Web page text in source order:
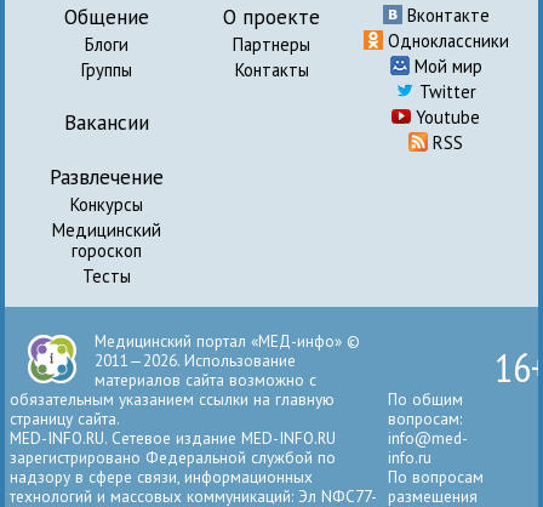
Общение
Блоги
Группы
Вакансии
Развлечение
Конкурсы
Медицинский
гороскоп
Тесты
О проекте
Партнеры
Контакты
Вконтакте
Одноклассники
Мой мир
Twitter
Youtube
RSS
Медицинский портал «МЕД-инфо» ©
2011—2026. Использование
материалов сайта возможно с
обязательным указанием ссылки на главную
страницу сайта.
MED-INFO.RU. Сетевое издание MED-INFO.RU
зарегистрировано Федеральной службой по
надзору в сфере связи, информационных
технологий и массовых коммуникаций: Эл NФС77-
По общим
вопросам:
info@med-
info.ru
По вопросам
размещения